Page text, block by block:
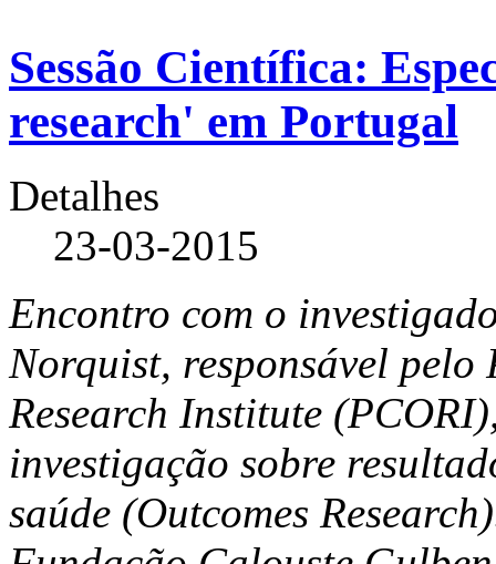
Sessão Científica:
research' em Portugal
Detalhes
23-03-2015
Encontro com o
Norquist, responsável pelo
Research Institute
investigação sobre
saúde (Outcomes